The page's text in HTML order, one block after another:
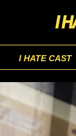
I HATE CAST